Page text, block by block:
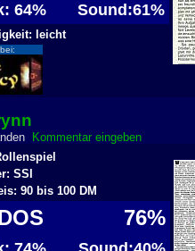
64% Sound:61%
leicht
Kommentar eingeben
SSI
90 bis 100 DM
76%